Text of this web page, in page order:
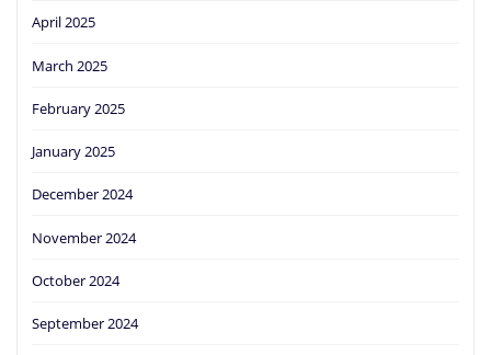
April 2025
March 2025
February 2025
January 2025
December 2024
November 2024
October 2024
September 2024